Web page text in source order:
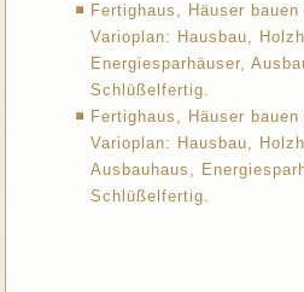
Fertighaus, Häuser
Varioplan: Hausbau,
Energiesparhäuser,
Schlüßelfertig.
Fertighaus, Häuser
Varioplan: Hausbau,
Ausbauhaus,
Schlüßelfertig.